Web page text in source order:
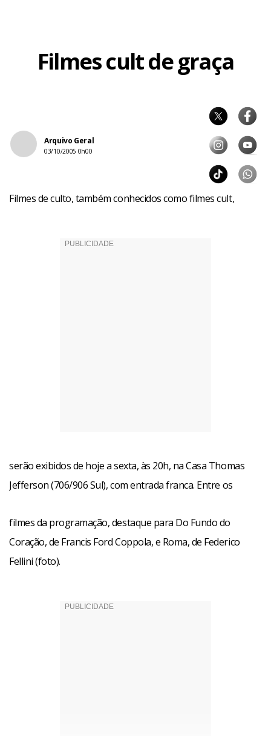
Filmes cult de graça
Arquivo Geral
03/10/2005 0h00
Filmes de culto, também conhecidos como filmes cult,
serão exibidos de hoje a sexta, às 20h, na Casa Thomas
Jefferson (706/906 Sul), com entrada franca. Entre os
filmes da programação, destaque para Do Fundo do
Coração, de Francis Ford Coppola, e Roma, de Federico
Fellini (foto).